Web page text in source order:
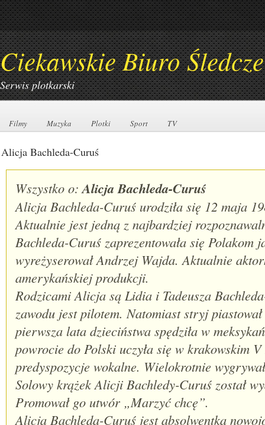
Ciekawskie Biuro Śledcze
Serwis plotkarski
Filmy
Filmy Muzyka
Muzyka Plotki
Plotki Sport
Sport TV
TV
Alicja Bachleda-Curuś
Wszystko o:Alicja Bachleda-Curuś
Alicja Bachleda-Curuś urodziła się 12 maja
Aktualnie jest jedną z najbardziej
Bachleda-Curuś zaprezentowała się Polakom
wyreżyserował Andrzej Wajda. Aktualnie
amerykańskiej produkcji.
Rodzicami Alicja są Lidia i Tadeusza
zawodu jest pilotem. Natomiast stryj
pierwsza lata dzieciństwa spędziła w
powrocie do Polski uczyła się w krakowskim
predyspozycje wokalne. Wielokrotnie
Solowy krążek Alicji Bachledy-Curuś został
Promował go utwór „Marzyć chcę”.
Alicja Bachleda-Curuś jest absolwentką